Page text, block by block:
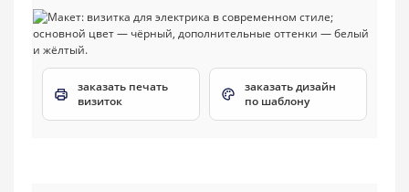
заказать печать
визиток
заказать дизайн
по шаблону